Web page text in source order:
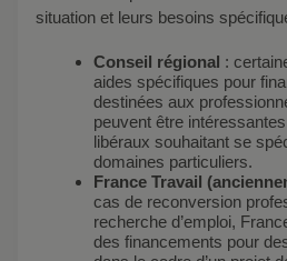
situation et leurs besoins
Conseil régional :
aides spécifiques pour
destinées aux
peuvent être
libéraux souhaitant se
domaines particuliers.
France Travail
cas de reconversion
recherche d’emploi,
des financements pour